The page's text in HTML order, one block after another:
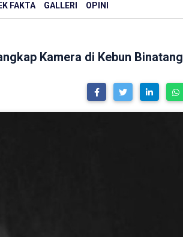
FAKTA GALLERI OPINI
Kamera di Kebun Binatang